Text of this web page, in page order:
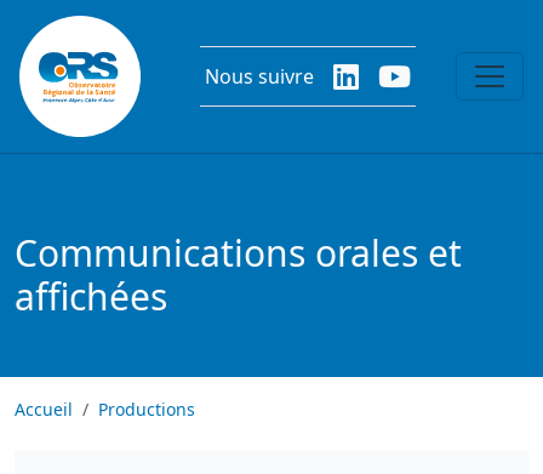
Aller au contenu principal
Nous suivre
Communications orales et
affichées
Accueil Productions